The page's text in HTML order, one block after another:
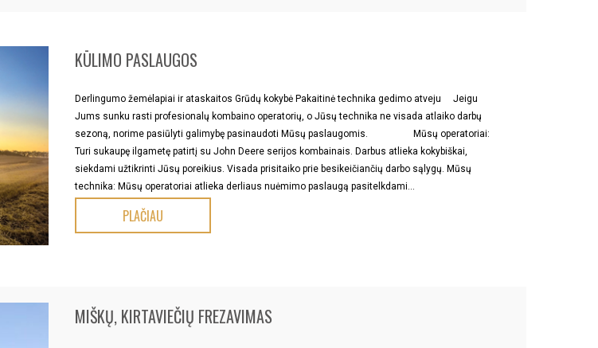
KŪLIMO PASLAUGOS
Derlingumo žemėlapiai ir ataskaitos Grūdų kokybė Pakaitinė technika gedimo atveju Jeigu
Jums sunku rasti profesionalų kombaino operatorių, o Jūsų technika ne visada atlaiko darbų
sezoną, norime pasiūlyti galimybę pasinaudoti Mūsų paslaugomis. Mūsų operatoriai:
Turi sukaupę ilgametę patirtį su John Deere serijos kombainais. Darbus atlieka kokybiškai,
siekdami užtikrinti Jūsų poreikius. Visada prisitaiko prie besikeičiančių darbo sąlygų. Mūsų
technika: Mūsų operatoriai atlieka derliaus nuėmimo paslaugą pasitelkdami…
PLAČIAU
MIŠKŲ, KIRTAVIEČIŲ FREZAVIMAS